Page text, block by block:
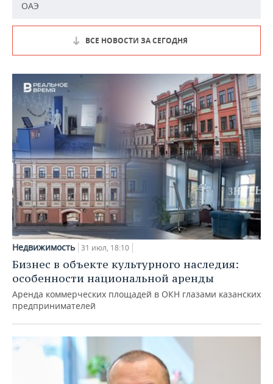
ОАЭ
ВСЕ НОВОСТИ ЗА СЕГОДНЯ
Недвижимость 31 июл, 18:10
Бизнес в объекте культурного наследия:
особенности национальной аренды
Аренда коммерческих площадей в ОКН глазами казанских
предпринимателей